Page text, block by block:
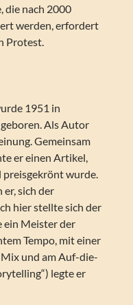
die nach 2000
werden, erfordert
Protest.
1951 in
Als Autor
Gemeinsam
er einen Artikel,
preisgekrönt wurde.
sich der
hier stellte sich der
ein Meister der
Tempo, mit einer
und am Auf-die-
legte er